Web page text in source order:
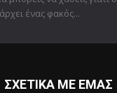
ένας φακός...
ΣΧΕΤΙΚΑ ΜΕ ΕΜΑΣ